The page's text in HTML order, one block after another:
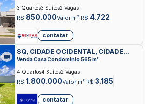
R$ 850.000Valor m² R$ 4.722
3 Quartos3 Suítes2 Vagas
contatar
SQ, CIDADE OCIDENTAL, CIDADE
OCIDENTAL
Venda Casa Condominio 565 m²
R$ 1.800.000Valor m² R$ 3.185
4 Quartos4 Suítes2 Vagas
contatar